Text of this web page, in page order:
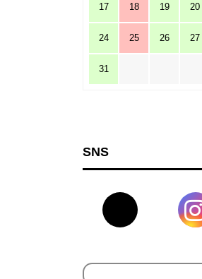
17 18 19 20
24 25 26 27
31
SNS
検